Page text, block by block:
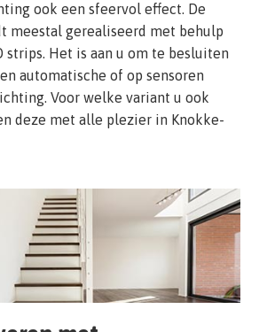
ook een sfeervol effect. De
meestal gerealiseerd met behulp
strips. Het is aan u om te besluiten
automatische of op sensoren
Voor welke variant u ook
deze met alle plezier in Knokke-